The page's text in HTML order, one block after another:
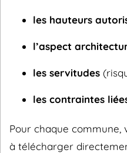
les hauteurs
l’aspect
les servitudes
les contraintes
Pour chaque commune,
à télécharger